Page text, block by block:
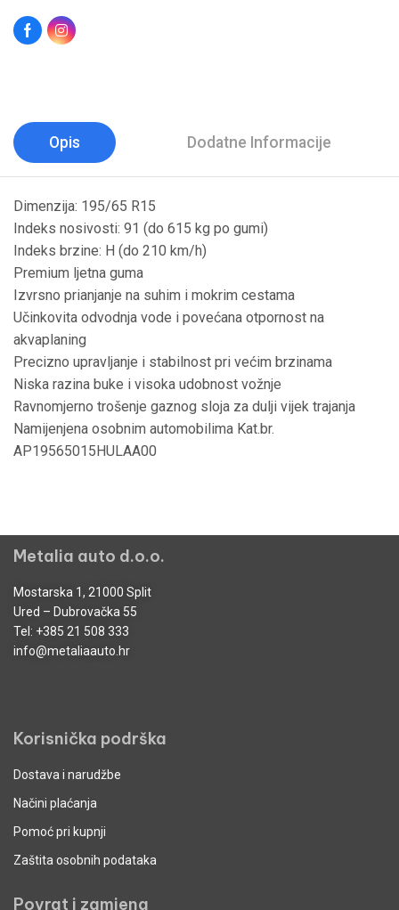
Opis Dodatne Informacije
Dimenzija: 195/65 R15
Indeks nosivosti: 91 (do 615 kg po gumi)
Indeks brzine: H (do 210 km/h)
Premium ljetna guma
Izvrsno prianjanje na suhim i mokrim cestama
Učinkovita odvodnja vode i povećana otpornost na
akvaplaning
Precizno upravljanje i stabilnost pri većim brzinama
Niska razina buke i visoka udobnost vožnje
Ravnomjerno trošenje gaznog sloja za dulji vijek trajanja
Namijenjena osobnim automobilima Kat.br.
AP19565015HULAA00
Metalia auto d.o.o.
Mostarska 1, 21000 Split
Ured – Dubrovačka 55
Tel: +385 21 508 333
info@metaliaauto.hr
Korisnička podrška
Dostava i narudžbe
Načini plaćanja
Pomoć pri kupnji
Zaštita osobnih podataka
Povrat i zamjena